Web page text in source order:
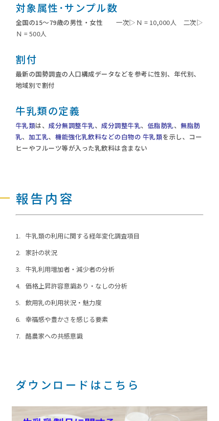
対象属性･ サンプル数
全国の15～79歳の男性・女性 一次▷Ｎ = 10,000人 二次▷
Ｎ = 500人
割付
最新の国勢調査の人口構成データなどを参考に性別、年代別、
地域別で割付
牛乳類の定義
牛乳類は、成分無調整牛乳、成分調整牛乳、 低脂肪乳、 無脂肪
乳、 加工乳、 機能強化乳飲料などの白物の 牛乳類を示し、コー
ヒーやフルーツ等が入った乳飲料は含まない
報告内容
牛乳類の利用に関する経年変化調査項目
家計の状況
牛乳利用増加者・減少者の分析
価格上昇許容意識あり・なしの分析
飲用乳の利用状況・魅力度
幸福感や豊かさを感じる要素
酪農家への共感意識
ダウンロードはこちら